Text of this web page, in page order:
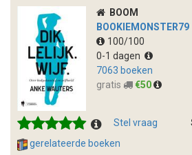
BOOM
BOOKIEMONSTER79
100/100
0-1 dagen
7063 boeken
gratis
€50
Stel vraag
gerelateerde boeken